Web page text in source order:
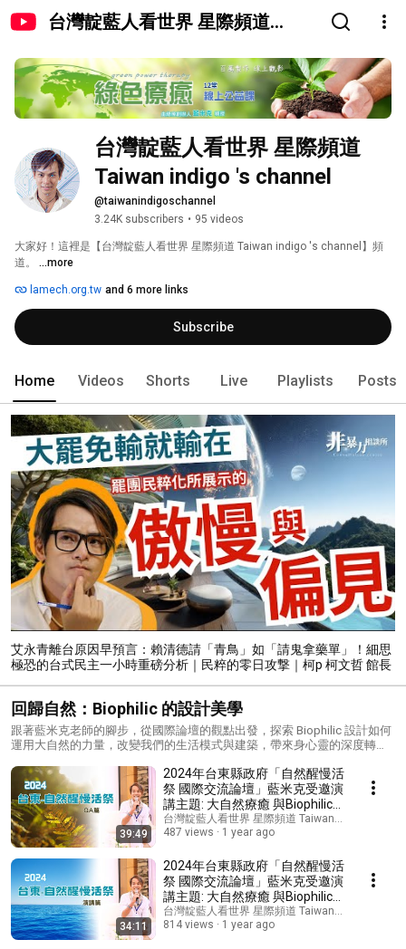
台灣靛藍人看世界 星際頻道
台灣靛藍人看世界 星際頻道
Taiwan indigo 's channel
@taiwanindigoschannel
3.24K subscribers • 95 videos
大家好！這裡是【台灣靛藍人看世界 星際頻道 Taiwan indigo 's channel】頻
道。 ...more
lamech.org.tw and 6 more links
Subscribe
Home Videos Shorts Live Playlists Posts
艾永青離台原因早預言：賴清德請「青鳥」如「請鬼拿藥單」！細思
極恐的台式民主一小時重磅分析｜民粹的零日攻撃｜柯p 柯文哲 館長
回歸自然：Biophilic 的設計美學
跟著藍米克老師的腳步，從國際論壇的觀點出發，探索 Biophilic 設計如何
運用大自然的力量，改變我們的生活模式與建築，帶來身心靈的深度轉
Biophilic 設計中的心路歷程，揭示為何 Biophilic Design 成為未來建築的
核心趨勢。他提出的「療癒場」理念，與 Biophilic 設計的核心精神相符，
因為這不僅是一種設計風格，更是一種與自然共生、療癒身心的生活方
式。全人教育協會從關心全球珊瑚白化對海洋生態的衝擊，走到落實理念
於天鏡園宜蘭北館，藍米克老師將帶領我們見證他的終極創作——天鏡園宜
蘭北館，天鏡園宜蘭北館，一個將花藝、室內設計、珊瑚造景、山海環境
與建築完美融合的自然聖地，讓美學與療癒交織於一體。希望透過這些影
片，可以讓更多人了解如何將大自然的療癒力量融入日常生活，並找到與
自然共鳴的空間。
39:49
2024年台東縣政府「自然醒慢活
祭 國際交流論壇」藍米克受邀演
講主題: 大自然療癒 與Biophilic
Design (下集-QA)
台灣靛藍人看世界 星際頻道 Taiwan indigo 's
487 views
1 year ago
34:11
2024年台東縣政府「自然醒慢活
祭 國際交流論壇」藍米克受邀演
講主題: 大自然療癒 與Biophilic
Design (上集-演講)
台灣靛藍人看世界 星際頻道 Taiwan indigo 's
814 views
1 year ago